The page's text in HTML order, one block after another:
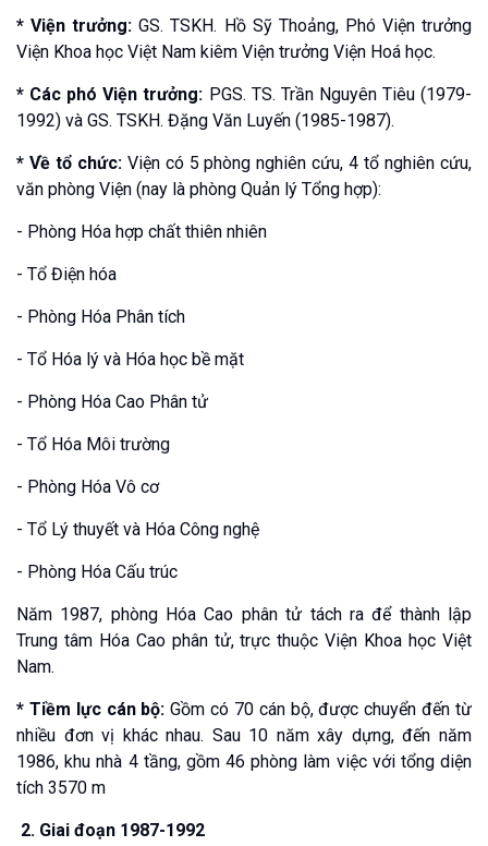
* Viện trưởng: GS. TSKH. Hồ Sỹ Thoảng, Phó Viện trưởng
Viện Khoa học Việt Nam kiêm Viện trưởng Viện Hoá học.
* Các phó Viện trưởng: PGS. TS. Trần Nguyên Tiêu (1979-
1992) và GS. TSKH. Đặng Văn Luyến (1985-1987).
* Về tổ chức:Viện có 5 phòng nghiên cứu, 4 tổ nghiên cứu,
văn phòng Viện (nay là phòng Quản lý Tổng hợp):
- Phòng Hóa hợp chất thiên nhiên
- Tổ Điện hóa
- Phòng Hóa Phân tích
- Tổ Hóa lý và Hóa học bề mặt
- Phòng Hóa Cao Phân tử
- Tổ Hóa Môi trường
- Phòng Hóa Vô cơ
- Tổ Lý thuyết và Hóa Công nghệ
- Phòng Hóa Cấu trúc
Năm 1987, phòng Hóa Cao phân tử tách ra để thành lập
Trung tâm Hóa Cao phân tử, trực thuộc Viện Khoa học Việt
Nam.
* Tiềm lực cán bộ: Gồm có 70 cán bộ, được chuyển đến từ
nhiều đơn vị khác nhau. Sau 10 năm xây dựng, đến năm
1986, khu nhà 4 tầng, gồm 46 phòng làm việc với tổng diện
tích 3570 m
2. Giai đoạn 1987-1992